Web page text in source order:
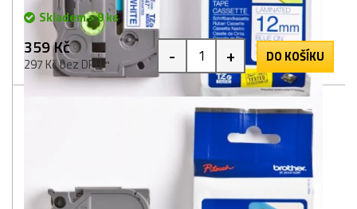
Skladem > 9 ks
359 Kč
297 Kč bez DPH - + DO KOŠÍKU